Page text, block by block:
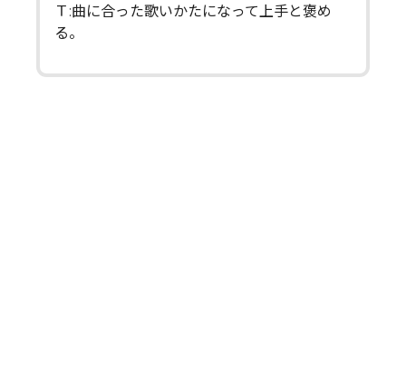
Ｔ:曲に合った歌いかたになって上手と褒め
る。